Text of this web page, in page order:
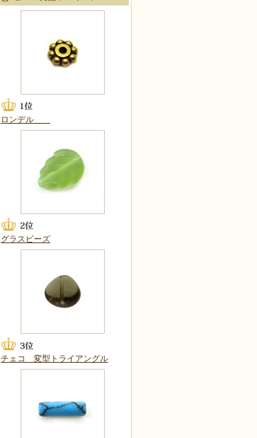
ロンデル
グラスビーズ
チェコ 変型トライアングル